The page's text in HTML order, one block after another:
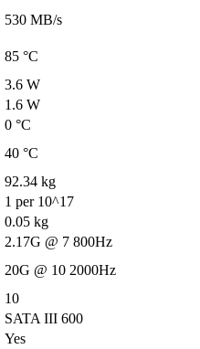
530 MB/s
85 °C
3.6 W
1.6 W
0 °C
40 °C
92.34 kg
1 per 10^17
0.05 kg
2.17G @ 7 800Hz
20G @ 10 2000Hz
10
SATA III 600
Yes